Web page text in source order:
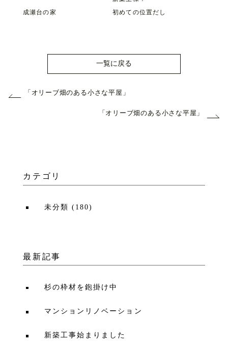
成瀬台の家
初めての位置だし
一覧に戻る
「オリーブ畑のある小さな平屋」
「オリーブ畑のある小さな平屋」
カテゴリ
未分類 ( 180)
最新記事
杉の枠材を鉋掛け中
マンションリノベーション
新築工事始まりました